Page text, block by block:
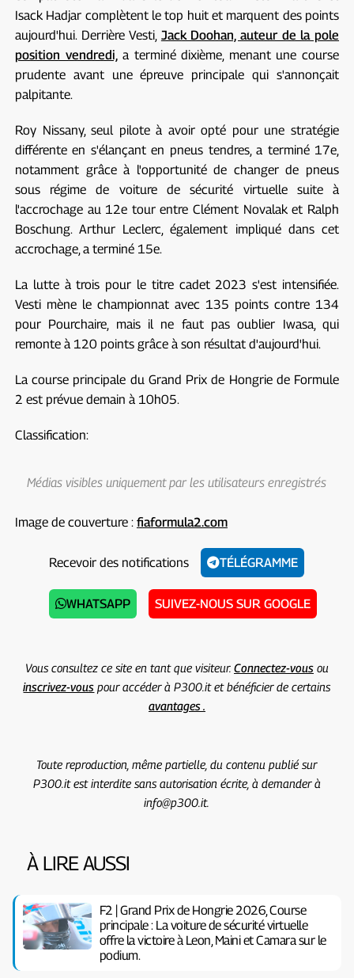
Isack Hadjar complètent le top huit et marquent des points
aujourd'hui. Derrière Vesti, Jack Doohan, auteur de la pole
position vendredi,a terminé dixième, menant une course
prudente avant une épreuve principale qui s'annonçait
palpitante.
Roy Nissany, seul pilote à avoir opté pour une stratégie
différente en s'élançant en pneus tendres, a terminé 17e,
notamment grâce à l'opportunité de changer de pneus
sous régime de voiture de sécurité virtuelle suite à
l'accrochage au 12e tour entre Clément Novalak et Ralph
Boschung. Arthur Leclerc, également impliqué dans cet
accrochage, a terminé 15e.
La lutte à trois pour le titre cadet 2023 s'est intensifiée.
Vesti mène le championnat avec 135 points contre 134
pour Pourchaire, mais il ne faut pas oublier Iwasa, qui
remonte à 120 points grâce à son résultat d'aujourd'hui.
La course principale du Grand Prix de Hongrie de Formule
2 est prévue demain à 10h05.
Classification:
Médias visibles uniquement par les utilisateurs enregistrés
Image de couverture : fiaformula2.com
Recevoir des notifications TÉLÉGRAMME
WHATSAPP SUIVEZ-NOUS SUR GOOGLE
Vous consultez ce site en tant que visiteur. Connectez-vousou
inscrivez-vous pour accéder à P300.it et bénéficier de certains
avantages .
Toute reproduction, même partielle, du contenu publié sur
P300.it est interdite sans autorisation écrite, à demander à
info@p300.it.
À LIRE AUSSI
F2 | Grand Prix de Hongrie 2026, Course
principale : La voiture de sécurité virtuelle
offre la victoire à Leon, Maini et Camara sur le
podium.